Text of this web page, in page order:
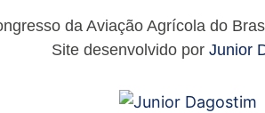
da Aviação Agrícola do
Site desenvolvido por Junior